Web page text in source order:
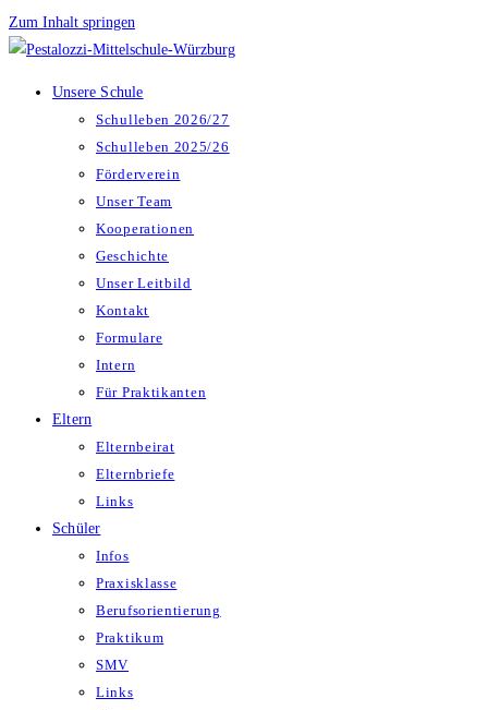
Zum Inhalt springen
Unsere Schule
Schulleben 2026/27
Schulleben 2025/26
Förderverein
Unser Team
Kooperationen
Geschichte
Unser Leitbild
Kontakt
Formulare
Intern
Für Praktikanten
Eltern
Elternbeirat
Elternbriefe
Links
Schüler
Infos
Praxisklasse
Berufsorientierung
Praktikum
SMV
Links